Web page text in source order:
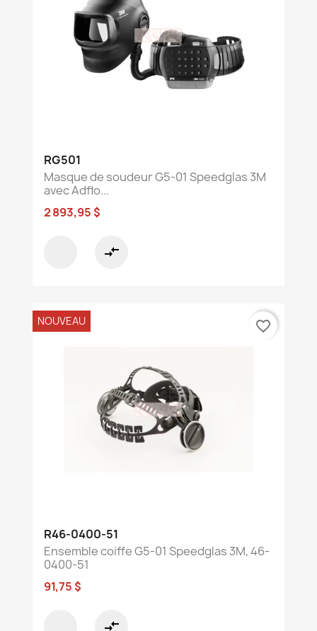
RG501
Masque de soudeur G5-01 Speedglas 3M
avec Adflo...
2 893,95 $
compare_arrows
R46-0400-51
Ensemble coiffe G5-01 Speedglas 3M, 46-
0400-51
91,75 $
compare_arrows
NOUVEAU favorite_border